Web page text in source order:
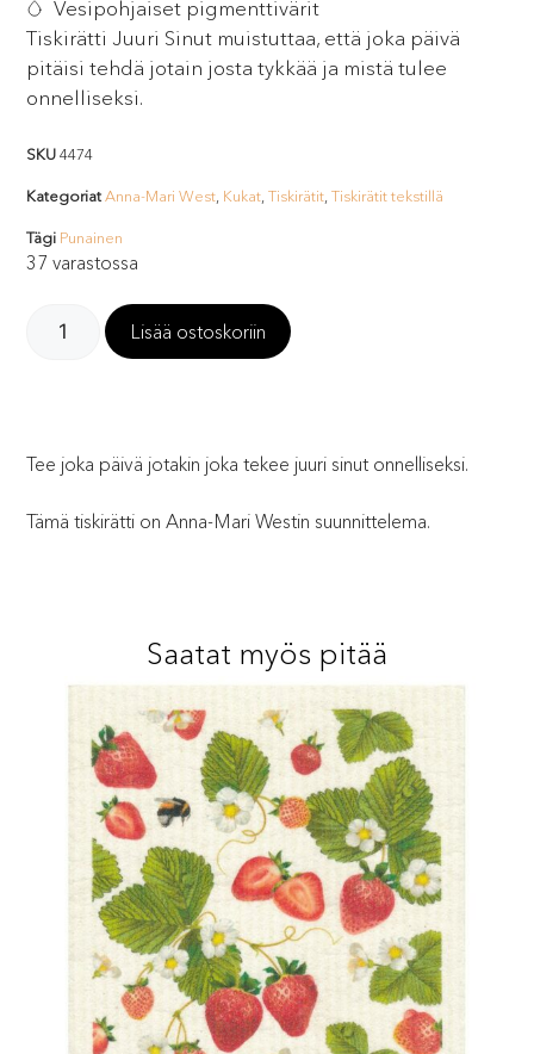
Vesipohjaiset pigmenttivärit
Tiskirätti Juuri Sinut muistuttaa, että joka päivä
pitäisi tehdä jotain josta tykkää ja mistä tulee
onnelliseksi.
SKU4474
Kategoriat Anna-Mari West Kukat ,Tiskirätit ,Tiskirätit tekstillä
Tägi Punainen
37 varastossa
Lisää ostoskoriin
Tee joka päivä jotakin joka tekee juuri sinut onnelliseksi.
Tämä tiskirätti on Anna-Mari Westin suunnittelema.
Saatat myös pitää